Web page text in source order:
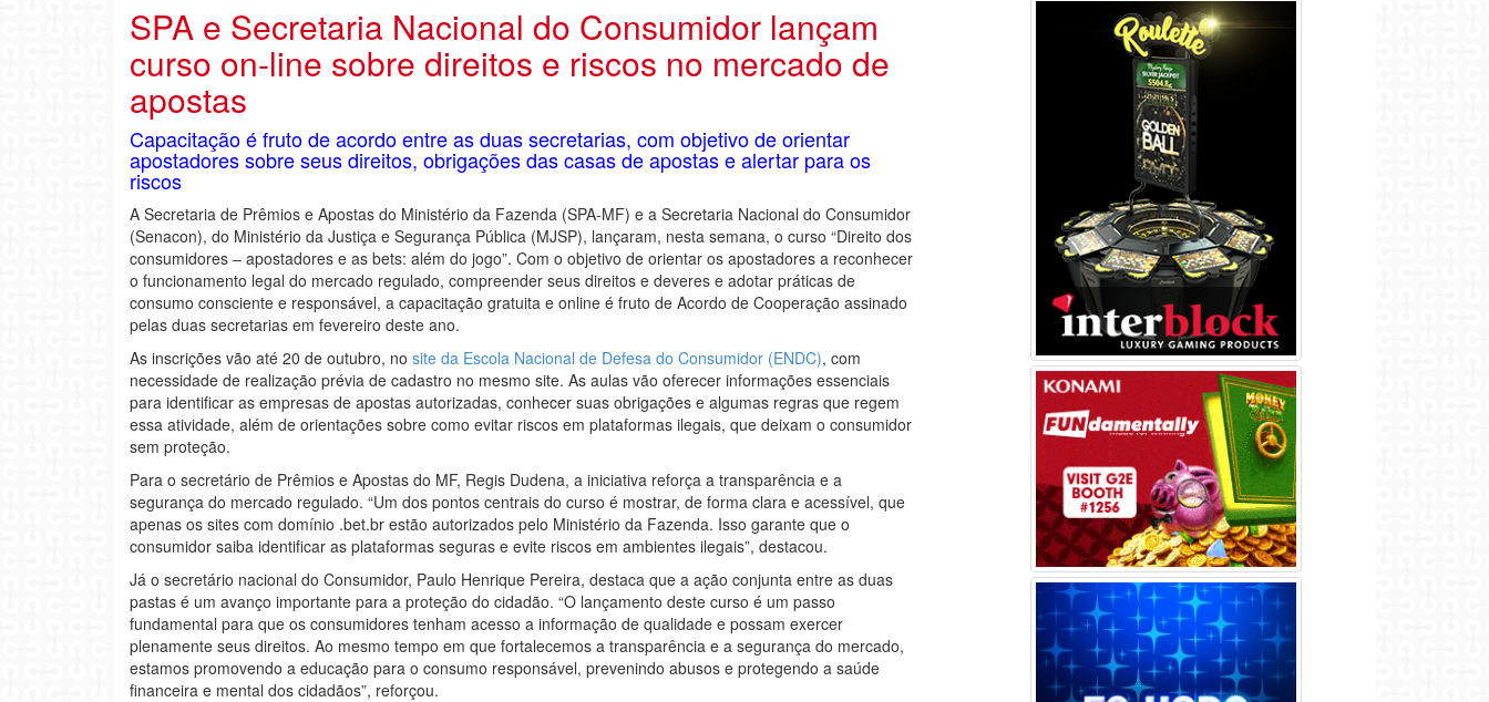
SPA e Secretaria Nacional do Consumidor lançam
curso on-line sobre direitos e riscos no mercado de
apostas
Capacitação é fruto de acordo entre as duas secretarias, com objetivo de orientar
apostadores sobre seus direitos, obrigações das casas de apostas e alertar para os
riscos
A Secretaria de Prêmios e Apostas do Ministério da Fazenda (SPA-MF) e a Secretaria Nacional do Consumidor
(Senacon), do Ministério da Justiça e Segurança Pública (MJSP), lançaram, nesta semana, o curso “Direito dos
consumidores ‒ apostadores e as bets: além do jogo”. Com o objetivo de orientar os apostadores a reconhecer
o funcionamento legal do mercado regulado, compreender seus direitos e deveres e adotar práticas de
consumo consciente e responsável, a capacitação gratuita e online é fruto de Acordo de Cooperação assinado
pelas duas secretarias em fevereiro deste ano.
As inscrições vão até 20 de outubro, no site da Escola Nacional de Defesa do Consumidor (ENDC), com
necessidade de realização prévia de cadastro no mesmo site. As aulas vão oferecer informações essenciais
para identificar as empresas de apostas autorizadas, conhecer suas obrigações e algumas regras que regem
essa atividade, além de orientações sobre como evitar riscos em plataformas ilegais, que deixam o consumidor
sem proteção.
Para o secretário de Prêmios e Apostas do MF, Regis Dudena, a iniciativa reforça a transparência e a
segurança do mercado regulado. “Um dos pontos centrais do curso é mostrar, de forma clara e acessível, que
apenas os sites com domínio .bet.br estão autorizados pelo Ministério da Fazenda. Isso garante que o
consumidor saiba identificar as plataformas seguras e evite riscos em ambientes ilegais”, destacou.
Já o secretário nacional do Consumidor, Paulo Henrique Pereira, destaca que a ação conjunta entre as duas
pastas é um avanço importante para a proteção do cidadão. “O lançamento deste curso é um passo
fundamental para que os consumidores tenham acesso a informação de qualidade e possam exercer
plenamente seus direitos. Ao mesmo tempo em que fortalecemos a transparência e a segurança do mercado,
estamos promovendo a educação para o consumo responsável, prevenindo abusos e protegendo a saúde
financeira e mental dos cidadãos”, reforçou.